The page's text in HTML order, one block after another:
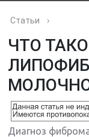
Статьи ›
ЧТО
Диагноз